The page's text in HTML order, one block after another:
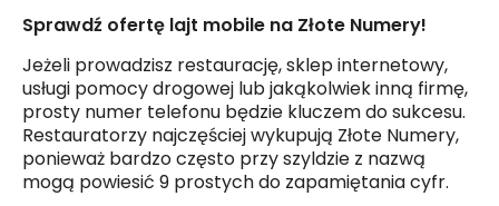
Sprawdź ofertę lajt mobile na Złote Numery!
Jeżeli prowadzisz restaurację, sklep internetowy,
usługi pomocy drogowej lub jakąkolwiek inną firmę,
prosty numer telefonu będzie kluczem do sukcesu.
Restauratorzy najczęściej wykupują Złote Numery,
ponieważ bardzo często przy szyldzie z nazwą
mogą powiesić 9 prostych do zapamiętania cyfr.